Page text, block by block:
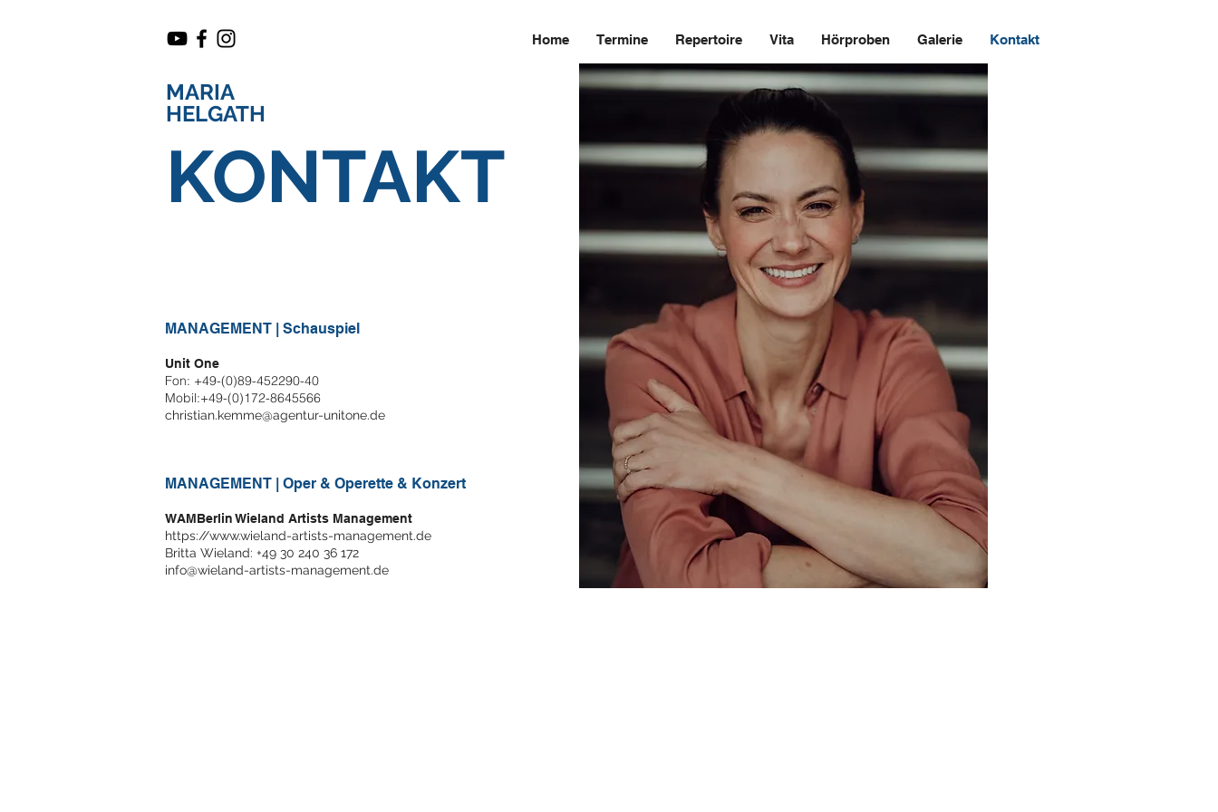
Home Termine Repertoire Vita Hörproben Galerie Kontakt
MARIA
HELGATH
KONTAKT
MANAGEMENT | Schauspiel
Unit One
Fon: +49-(0)89-452290-40
Mobil:+49-(0)172-8645566
christian.kemme@agentur-unitone.de
MANAGEMENT | Oper & Operette & Konzert
WAMBerlin Wieland Artists Management
https://www.wieland-artists-management.de
Britta Wieland: +49 30 240 36 172
info@wieland-artists-management.de